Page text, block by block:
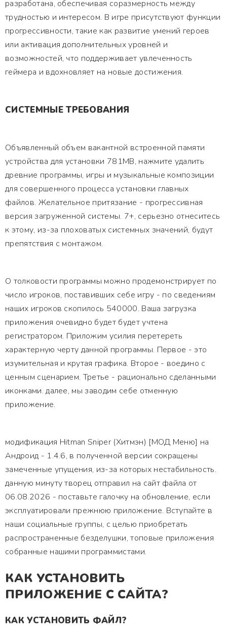
разработана, обеспечивая соразмерность между
трудностью и интересом. В игре присутствуют функции
прогрессивности, такие как развитие умений героев
или активация дополнительных уровней и
возможностей, что поддерживает увлеченность
геймера и вдохновляет на новые достижения.
СИСТЕМНЫЕ ТРЕБОВАНИЯ
Объявленный объем вакантной встроенной памяти
устройства для установки 781MB, нажмите удалить
древние программы, игры и музыкальные композиции
для совершенного процесса установки главных
файлов. Желательное притязание - прогрессивная
версия загруженной системы. 7+, серьезно отнеситесь
к этому, из-за плоховатых системных значений, будут
препятствия с монтажом.
О толковости программы можно продемонстрирует по
число игроков, поставивших себе игру - по сведениям
наших игроков скопилось 540000. Ваша загрузка
приложения очевидно будет будет учтена
регистратором. Приложим усилия перетереть
характерную черту данной программы. Первое - это
изумительная и крутая графика. Второе - воедино с
ценным сценарием. Третье - рационально сделанными
иконками. далее, мы заводим себе отменную
приложение.
модификация Hitman Sniper (Хитмэн) [МОД Меню] на
Андроид - 1.4.6, в полученной версии сокращены
замеченные упущения, из-за которых нестабильность.
данную минуту творец отправил на сайт файла от
06.08.2026 - поставьте галочку на обновление, если
эксплуатировали прежнюю приложение. Вступайте в
наши социальные группы, с целью приобретать
распространенные безделушки, топовые приложения
собранные нашими программистами.
КАК УСТАНОВИТЬ
ПРИЛОЖЕНИЕ С САЙТА?
КАК УСТАНОВИТЬ ФАЙЛ?